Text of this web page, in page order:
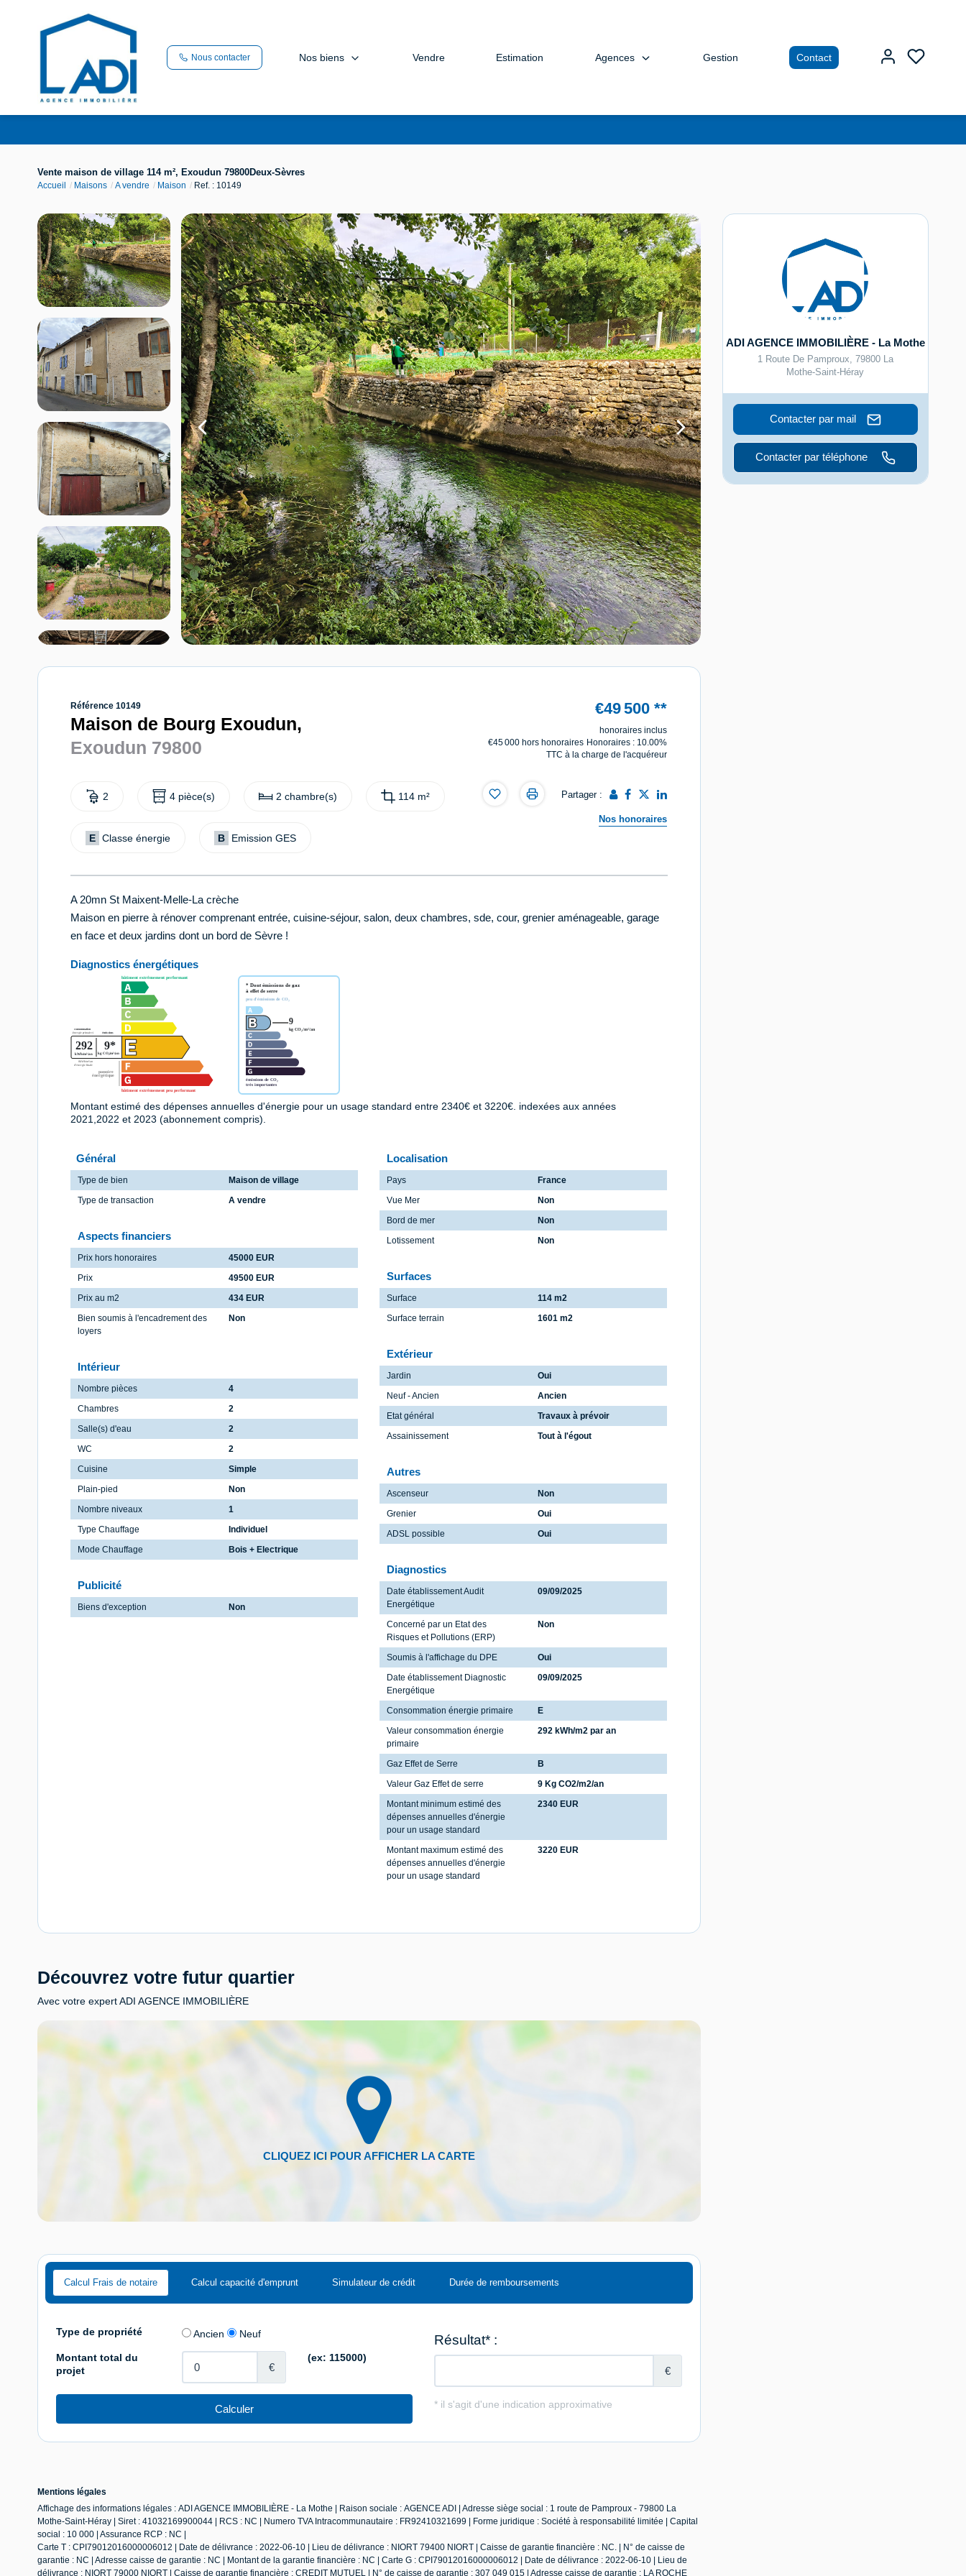
Nous contacter Nos biens Vendre Estimation Agences Gestion Contact
Vente maison de village 114 m², Exoudun 79800Deux-Sèvres
Accueil Maisons A vendre Maison Ref. : 10149
Référence 10149
Maison de Bourg Exoudun,
Exoudun 79800
2 4 pièce(s) 2 chambre(s) 114 m²
E Classe énergie B Emission GES
€49 500 **
honoraires inclus
€45 000 hors honoraires Honoraires : 10.00%
TTC à la charge de l'acquéreur
Partager :
Nos honoraires
A 20mn St Maixent-Melle-La crèche
Maison en pierre à rénover comprenant entrée, cuisine-séjour, salon, deux chambres, sde, cour, grenier aménageable, garage
en face et deux jardins dont un bord de Sèvre !
Diagnostics énergétiques
Montant estimé des dépenses annuelles d'énergie pour un usage standard entre 2340€ et 3220€. indexées aux années
2021,2022 et 2023 (abonnement compris).
Général
Type de bien
Maison de village
Type de transaction
A vendre
Localisation
Pays
France
Vue Mer
Non
Bord de mer
Non
Lotissement
Non
Aspects financiers
Prix hors honoraires
45000 EUR
Prix
49500 EUR
Prix au m2
434 EUR
Bien soumis à l'encadrement des
loyers
Non
Surfaces
Surface
114 m2
Surface terrain
1601 m2
Extérieur
Jardin
Oui
Neuf - Ancien
Ancien
Etat général
Travaux à prévoir
Assainissement
Tout à l'égout
Intérieur
Nombre pièces
4
Chambres
2
Salle(s) d'eau
2
WC
2
Cuisine
Simple
Plain-pied
Non
Nombre niveaux
1
Type Chauffage
Individuel
Mode Chauffage
Bois + Electrique
Autres
Ascenseur
Non
Grenier
Oui
ADSL possible
Oui
Diagnostics
Date établissement Audit
Energétique
09/09/2025
Concerné par un Etat des
Risques et Pollutions (ERP)
Non
Soumis à l'affichage du DPE
Oui
Date établissement Diagnostic
Energétique
09/09/2025
Consommation énergie primaire
E
Valeur consommation énergie
primaire
292 kWh/m2 par an
Gaz Effet de Serre
B
Valeur Gaz Effet de serre
9 Kg CO2/m2/an
Montant minimum estimé des
dépenses annuelles d'énergie
pour un usage standard
2340 EUR
Montant maximum estimé des
dépenses annuelles d'énergie
pour un usage standard
3220 EUR
Publicité
Biens d'exception Non
Découvrez votre futur quartier
Avec votre expert ADI AGENCE IMMOBILIÈRE
Calcul Frais de notaire Calcul capacité d'emprunt Simulateur de crédit Durée de remboursements
ADI AGENCE IMMOBILIÈRE - La Mothe
1 Route De Pamproux, 79800 La
Mothe-Saint-Héray
Contacter par mail
Contacter par téléphone
Mentions légales
Affichage des informations légales : ADI AGENCE IMMOBILIÈRE - La Mothe | Raison sociale : AGENCE ADI | Adresse siège social : 1 route de Pamproux - 79800 La
Mothe-Saint-Héray | Siret : 41032169900044 | RCS : NC | Numero TVA Intracommunautaire : FR92410321699 | Forme juridique : Société à responsabilité limitée | Capital
social : 10 000 | Assurance RCP : NC |
Carte T : CPI79012016000006012 | Date de délivrance : 2022-06-10 | Lieu de délivrance : NIORT 79400 NIORT | Caisse de garantie financière : NC. | N° de caisse de
garantie : NC | Adresse caisse de garantie : NC | Montant de la garantie financière : NC | Carte G : CPI79012016000006012 | Date de délivrance : 2022-06-10 | Lieu de
délivrance : NIORT 79000 NIORT | Caisse de garantie financière : CREDIT MUTUEL | N° de caisse de garantie : 307 049 015 | Adresse caisse de garantie : LA ROCHE